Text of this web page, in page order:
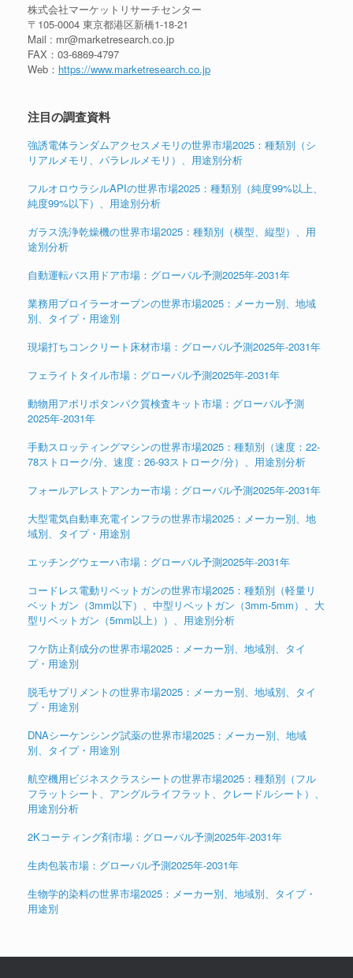
株式会社マーケットリサーチセンター
〒105-0004 東京都港区新橋1-18-21
Mail : mr@marketresearch.co.jp
FAX：03-6869-4797
Web： https://www.marketresearch.co.jp
注目の調査資料
強誘電体ランダムアクセスメモリの世界市場2025：種類別（シ
リアルメモリ、パラレルメモリ）、用途別分析
フルオロウラシルAPIの世界市場2025：種類別（純度99%以上、
純度99%以下）、用途別分析
ガラス洗浄乾燥機の世界市場2025：種類別（横型、縦型）、用
途別分析
自動運転バス用ドア市場：グローバル予測2025年-2031年
業務用ブロイラーオーブンの世界市場2025：メーカー別、地域
別、タイプ・用途別
現場打ちコンクリート床材市場：グローバル予測2025年-2031年
フェライトタイル市場：グローバル予測2025年-2031年
動物用アポリポタンパク質検査キット市場：グローバル予測
2025年-2031年
手動スロッティングマシンの世界市場2025：種類別（速度：22-
78ストローク/分、速度：26-93ストローク/分）、用途別分析
フォールアレストアンカー市場：グローバル予測2025年-2031年
大型電気自動車充電インフラの世界市場2025：メーカー別、地
域別、タイプ・用途別
エッチングウェーハ市場：グローバル予測2025年-2031年
コードレス電動リベットガンの世界市場2025：種類別（軽量リ
ベットガン（3mm以下）、中型リベットガン（3mm-5mm）、大
型リベットガン（5mm以上））、用途別分析
フケ防止剤成分の世界市場2025：メーカー別、地域別、タイ
プ・用途別
脱毛サプリメントの世界市場2025：メーカー別、地域別、タイ
プ・用途別
DNAシーケンシング試薬の世界市場2025：メーカー別、地域
別、タイプ・用途別
航空機用ビジネスクラスシートの世界市場2025：種類別（フル
フラットシート、アングルライフラット、クレードルシート）、
用途別分析
2Kコーティング剤市場：グローバル予測2025年-2031年
生肉包装市場：グローバル予測2025年-2031年
生物学的染料の世界市場2025：メーカー別、地域別、タイプ・
用途別